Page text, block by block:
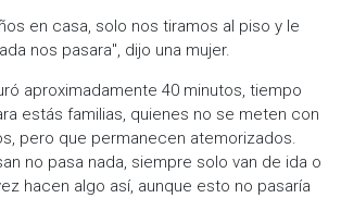
en casa, solo nos tiramos al piso y le
nos pasara", dijo una mujer.
aproximadamente 40 minutos, tiempo
estás familias, quienes no se meten con
pero que permanecen atemorizados.
no pasa nada, siempre solo van de ida o
hacen algo así, aunque esto no pasaría